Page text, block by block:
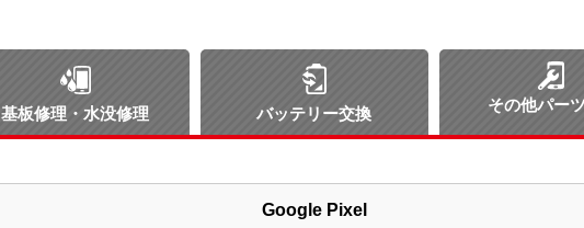
基板修理・水没修理 バッテリー交換 その他パー
Google Pixel